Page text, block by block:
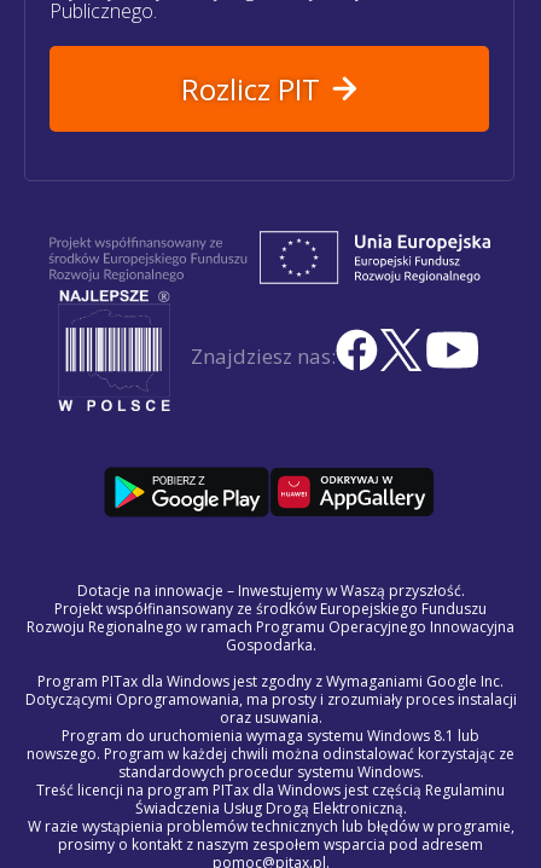
Publicznego.
Rozlicz PIT
Znajdziesz nas:
Dotacje na innowacje – Inwestujemy w Waszą przyszłość.
Projekt współfinansowany ze środków Europejskiego Funduszu
Rozwoju Regionalnego w ramach Programu Operacyjnego Innowacyjna
Gospodarka.
Program PITax dla Windows jest zgodny z Wymaganiami Google Inc.
Dotyczącymi Oprogramowania, ma prosty i zrozumiały proces instalacji
oraz usuwania.
Program do uruchomienia wymaga systemu Windows 8.1 lub
nowszego. Program w każdej chwili można odinstalować korzystając ze
standardowych procedur systemu Windows.
Treść licencji na program PITax dla Windows jest częścią Regulaminu
Świadczenia Usług Drogą Elektroniczną.
W razie wystąpienia problemów technicznych lub błędów w programie,
prosimy o kontakt z naszym zespołem wsparcia pod adresem
pomoc@pitax.pl.